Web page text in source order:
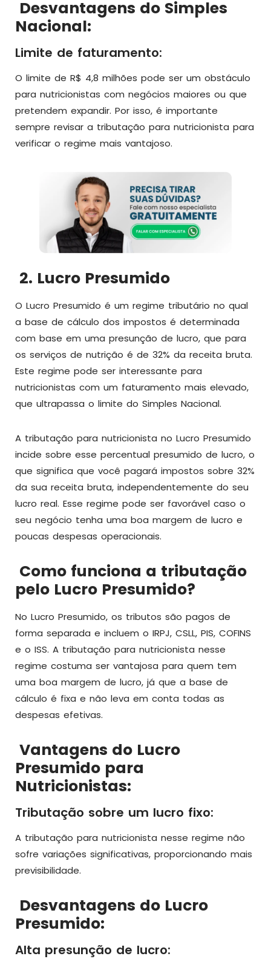
Desvantagens do Simples
Nacional:
Limite de faturamento:
O limite de R$ 4,8 milhões pode ser um obstáculo
para nutricionistas com negócios maiores ou que
pretendem expandir. Por isso, é importante
sempre revisar a tributação para nutricionista para
verificar o regime mais vantajoso.
2. Lucro Presumido
O Lucro Presumido é um regime tributário no qual
a base de cálculo dos impostos é determinada
com base em uma presunção de lucro, que para
os serviços de nutrição é de 32% da receita bruta.
Este regime pode ser interessante para
nutricionistas com um faturamento mais elevado,
que ultrapassa o limite do Simples Nacional.
A tributação para nutricionista no Lucro Presumido
incide sobre esse percentual presumido de lucro, o
que significa que você pagará impostos sobre 32%
da sua receita bruta, independentemente do seu
lucro real. Esse regime pode ser favorável caso o
seu negócio tenha uma boa margem de lucro e
poucas despesas operacionais.
Como funciona a tributação
pelo Lucro Presumido?
No Lucro Presumido, os tributos são pagos de
forma separada e incluem o IRPJ, CSLL, PIS, COFINS
e o ISS. A tributação para nutricionista nesse
regime costuma ser vantajosa para quem tem
uma boa margem de lucro, já que a base de
cálculo é fixa e não leva em conta todas as
despesas efetivas.
Vantagens do Lucro
Presumido para
Nutricionistas:
Tributação sobre um lucro fixo:
A tributação para nutricionista nesse regime não
sofre variações significativas, proporcionando mais
previsibilidade.
Desvantagens do Lucro
Presumido:
Alta presunção de lucro: